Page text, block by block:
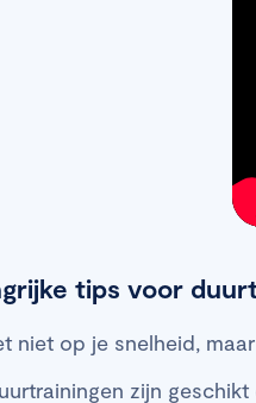
tips voor
niet op je snelheid,
zijn